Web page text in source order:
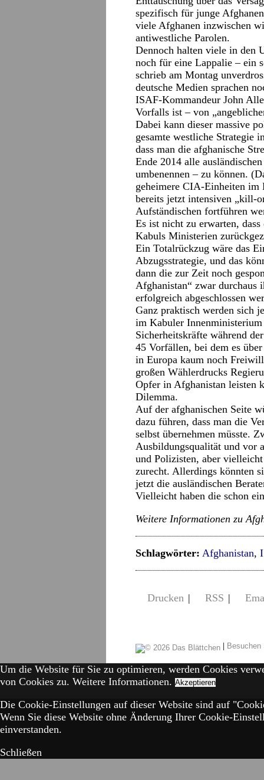
spezifisch für junge
viele Afghanen inzwischen
antiwestliche Parolen.
Dennoch halten viele in den
noch für eine Lappalie – ein
schrieb am Montag
deutsche Medien sprachen
ISAF-Kommandeur John
Vorfalls ist – von
Dabei kann dieser massive
gesamte westliche Strategie
dass man die afghanische
Ende 2014 alle
umbenennen – zu können.
geheimere CIA-Einheiten im
bereits jetzt intensiven „kill-
Aufständischen fortführen
Es ist nicht zu erwarten,
Kabuls Ministerien
Ein Totalrückzug wäre das
Abzugsstrategie, und das
dann die zur Zeit noch
Afghanistan“ zwar durchaus
erfolgreich abgeschlossen
Ganz praktisch werden sich
im Kabuler
Sicherheitskräfte während
45 Vorfällen, bei dem es
in Europa kaum noch
großen Wählerdrucks
Opfer in Afghanistan leisten
Dilemma.
Auf der afghanischen Seite
dazu führen, dass man die
selbst übernehmen müsste.
Ausbildungsqualität und vor
und Polizisten, aber
zurecht. Allerdings könnten
jetzt die ausländischen
Vielleicht haben die schon
Weitere Informationen zu
Schlagwörter: Afghanistan,
Drucken | RSS |
|
Um die Website für Sie zu optimieren, werden Cookies
von Cookies zu. Weitere Informationen. Akzeptieren
Die Cookie-Einstellungen auf dieser Website sind auf
Wenn Sie diese Website ohne Änderung Ihrer Cookie-
einverstanden.
Schließen